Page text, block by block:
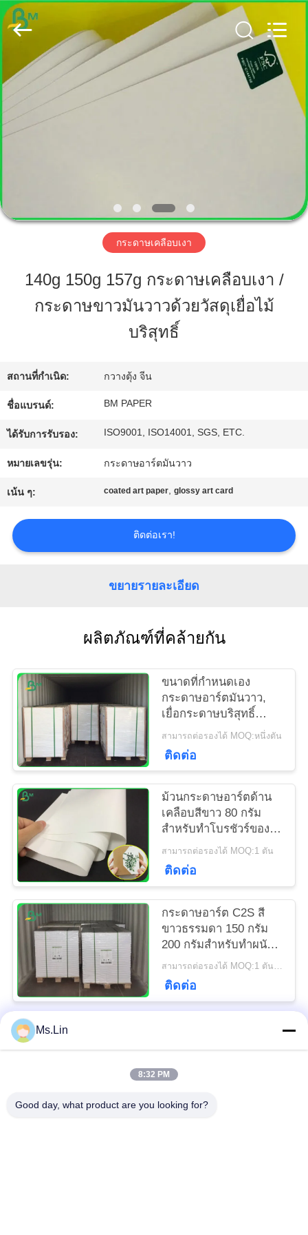
บ้าน
สินค้า
กับ
ควบคุม
คุณภาพ
ติดต่อ
เรา
ข่าว
เว็บไซต์
PRIVACY
POLICY
2019
2026
GUANGZHOU
BMPAPER
Rights
Reserved.
กระดาษเคลือบเงา
140g 150g 157g กระดาษเคลือบเงา /
กระดาษขาวมันวาวด้วยวัสดุเยื่อไม้
บริสุทธิ์
สถานที่กำเนิด: กวางตุ้ง จีน
ชื่อแบรนด์: BM PAPER
ได้รับการรับรอง: ISO9001, ISO14001, SGS, ETC.
หมายเลขรุ่น: กระดาษอาร์ตมันวาว
เน้น ๆ: coated art paper,glossy art card
ติดต่อเรา!
ขยายรายละเอียด
ผลิตภัณฑ์ที่คล้ายกัน
ขนาดที่กำหนดเอง
กระดาษอาร์ตมันวาว,
เยื่อกระดาษบริสุทธิ์
สำหรับทำบัตร
สามารถต่อรองได้ MOQ:หนึ่งตัน
ติดต่อ
ม้วนกระดาษอาร์ตด้าน
เคลือบสีขาว 80 กรัม
สำหรับทำโบรชัวร์ของ
สามารถต่อรองได้ MOQ:1 ตัน
ติดต่อ
กระดาษอาร์ต C2S สี
ขาวธรรมดา 150 กรัม
200 กรัมสำหรับทำผนัง
สามารถต่อรองได้ MOQ:1 ตันสำหรับขนาดมาตรฐานและ 5 ตันสำหรับขนาดพิเศษ
ติดต่อ
หมวดหมู่ยอดนิยม
ขาว
น้ำตาล
Ms.Lin
8:32 PM
Good day, what product are you looking for?